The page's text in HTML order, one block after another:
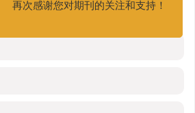
再次感谢您对期刊的关注和支持！